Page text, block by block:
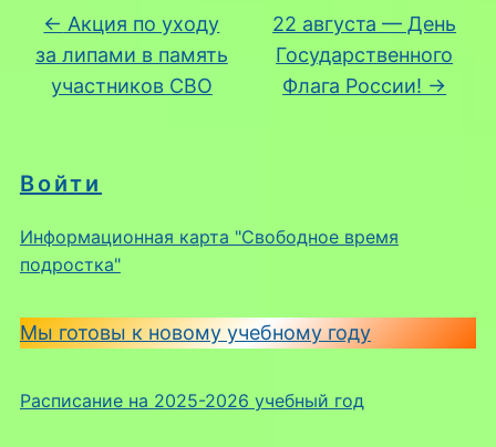
Войти
Информационная карта "Свободное время
подростка"
Мы готовы к новому учебному году
Расписание на 2025-2026 учебный год
← Акция по уходу
за липами в память
участников СВО
22 августа — День
Государственного
Флага России! →